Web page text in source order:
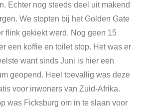
Echter nog steeds deel uit makend
We stopten bij het Golden Gate
flink gekiekt werd. Nog geen 15
een koffie en toilet stop. Het was er
want sinds Juni is hier een
geopend. Heel toevallig was deze
voor inwoners van Zuid-Afrika.
was Ficksburg om in te slaan voor